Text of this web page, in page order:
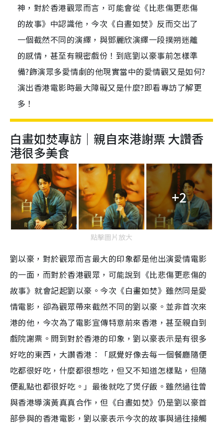
神，對於香港觀眾而言，可能會從《比悲傷更悲傷
的故事》中認識他，今次《白晝如焚》反而交出了
一個截然不同的演繹，與鄧麗欣演繹一段撲朔迷離
的感情，甚至有親密戲份！到底劉以豪事前怎樣準
備?飾演眾多愛情劇的他現實當中的愛情觀又是如何?
演出香港電影時最大障礙又是什麼?即看專訪了解更
多！
白畫如焚專訪｜親自來港謝票 大讚香
港很多美食
+2
點擊圖片放大
劉以豪，對於觀眾而言最大的印象都是他出演愛情電影
的一面，而對於香港觀眾，可能說到《比悲傷更悲傷的
故事》就會記起劉以豪。今次《白畫如焚》雖然同是愛
情電影，卻為觀眾帶來截然不同的劉以豪。並非首次來
港的他，今次為了電影宣傳特意前來香港，甚至親自到
戲院謝票。問到對於香港的印象，劉以豪表示是有很多
好吃的東西，大讚香港︰「感覺好像去每一個餐廳隨便
吃都很好吃，什麼都很想吃，但又不知道怎樣點，但隨
便亂點也都很好吃。」最後就吃了煲仔飯。雖然過往曾
與香港導演黃真真合作，但《白晝如焚》仍是劉以豪首
部參與的香港電影，劉以豪表示今次的故事與過往接觸